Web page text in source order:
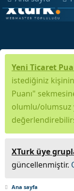
Yeni Ticaret
istediğiniz
Puanı"
olumlu/olumsuz
XTurk üye
güncellenmiştir.
Ana sayfa